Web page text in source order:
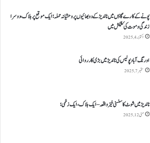
پونے کے کارےگاؤں میں ناندیڑ کے دو بھائیوں پر وحشیانہ حملہ؛ ایک موقع پر ہلاک، دوسرا
زندگی و موت کی کشمکش میں
اکتوبر 4, 2025
اورنگ آباد پولیس کی ناندیڑ میں بڑی کارروائی
ستمبر 7, 2025
ناندیڑ میں شوٹ کا سنسنی خیز واقعہ – ایک ہلاک، ایک زخمی؛
مئی 12, 2025